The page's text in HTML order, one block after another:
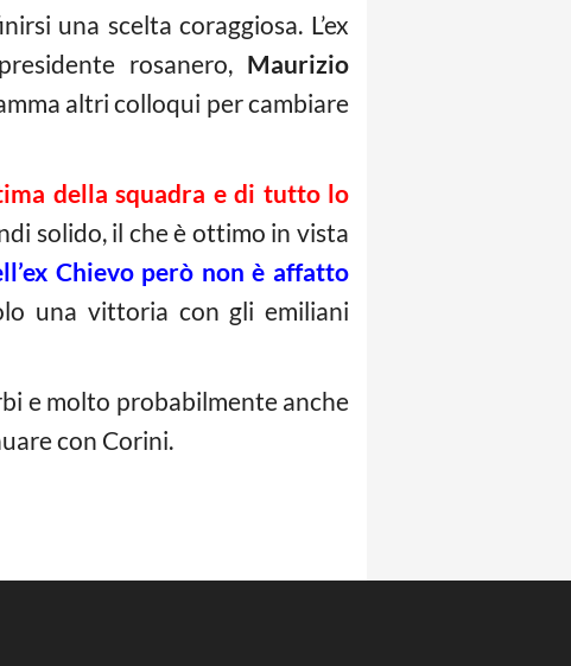
una scelta coraggiosa. L’ex
rosanero, Maurizio
altri colloqui per cambiare
della squadra e di tutto lo
solido, il che è ottimo in vista
Chievo però non è affatto
una vittoria con gli emiliani
e molto probabilmente anche
con Corini.